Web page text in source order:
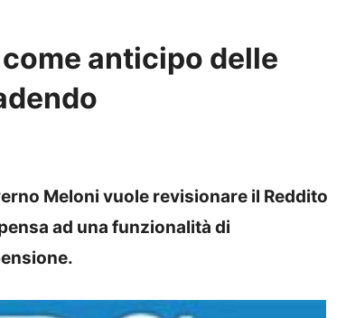
anticipo delle
Meloni vuole revisionare il Reddito
ad una funzionalità di